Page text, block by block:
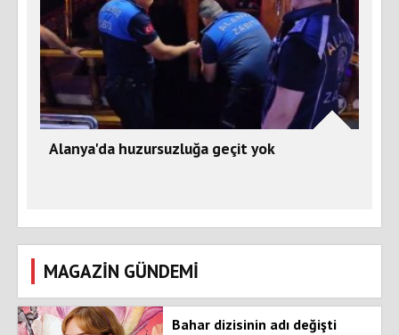
Alanya'da huzursuzluğa geçit yok
MAGAZİN GÜNDEMİ
Bahar dizisinin adı değişti